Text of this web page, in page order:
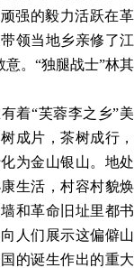
强的毅力活跃在革
领当地乡亲修了江
。“独腿战士”林其
着“芙蓉李之乡”美
成片，茶树成行，
为金山银山。地处
生活，村容村貌焕
和革命旧址里都书
人们展示这偏僻山
的诞生作出的重大